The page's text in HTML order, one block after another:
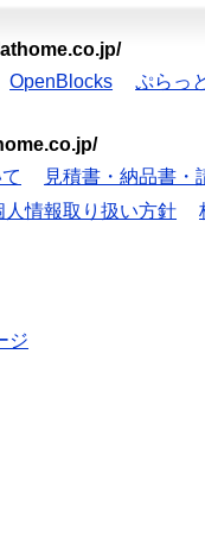
OpenBlocks ぷらっ
見積書・納品書・
人情報取り扱い方針
ジ